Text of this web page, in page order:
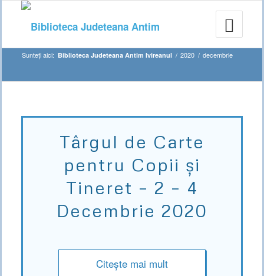
Sunteți aici: Biblioteca Judeteana Antim Ivireanul / 2020 / decembrie
Târgul de Carte
pentru Copii și
Tineret – 2 – 4
Decembrie 2020
Citește mai mult